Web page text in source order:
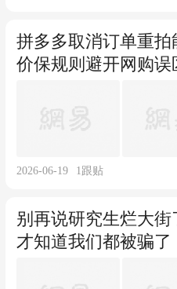
拼多多取消订单重拍
价保规则避开网购误
2026-06-19 1跟贴
别再说研究生烂大街
才知道我们都被骗了